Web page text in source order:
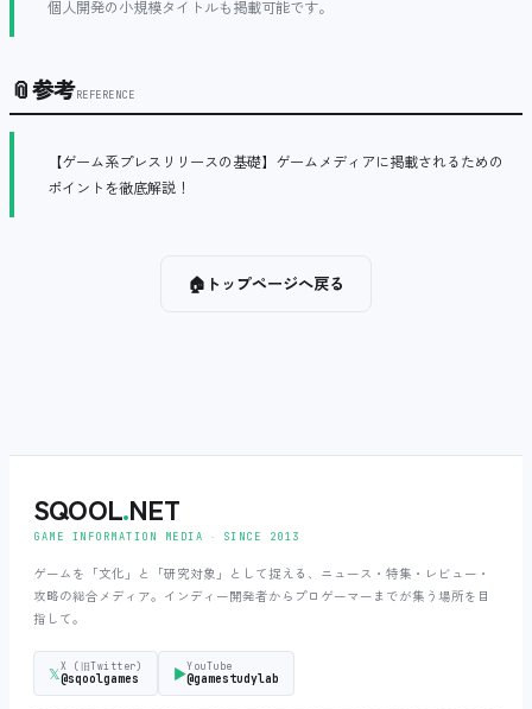
個人開発の小規模タイトルも掲載可能です。
📎参考REFERENCE
【ゲーム系プレスリリースの基礎】ゲームメディアに掲載されるための
ポイントを徹底解説！
🏠 トップページへ戻る
SQOOL.NET
GAME INFORMATION MEDIA ‧ SINCE 2013
ゲームを「文化」と「研究対象」として捉える、ニュース・特集・レビュー・
攻略の総合メディア。インディー開発者からプロゲーマーまでが集う場所を目
指して。
𝕏X (旧Twitter)
@sqoolgames ▶YouTube
@gamestudylab